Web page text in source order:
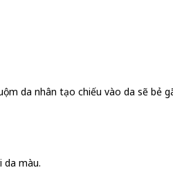
da nhân tạo chiếu vào da sẽ bẻ
da màu.